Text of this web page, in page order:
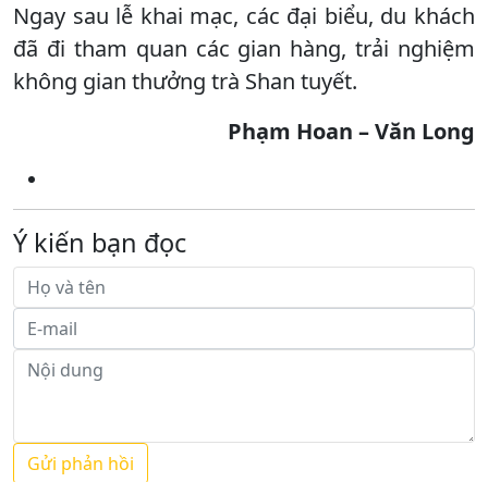
Ngay sau lễ khai mạc, các đại biểu, du khách
đã đi tham quan các gian hàng, trải nghiệm
không gian thưởng trà Shan tuyết.
Phạm Hoan – Văn Long
Ý kiến bạn đọc